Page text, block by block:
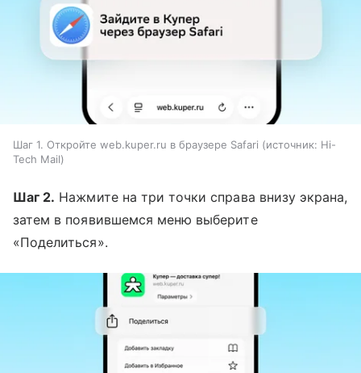
Шаг 1. Откройте web.kuper.ru в браузере Safari источник: Hi-
Tech Mail
Шаг 2. Нажмите на три точки справа внизу экрана,
затем в появившемся меню выберите
«Поделиться».